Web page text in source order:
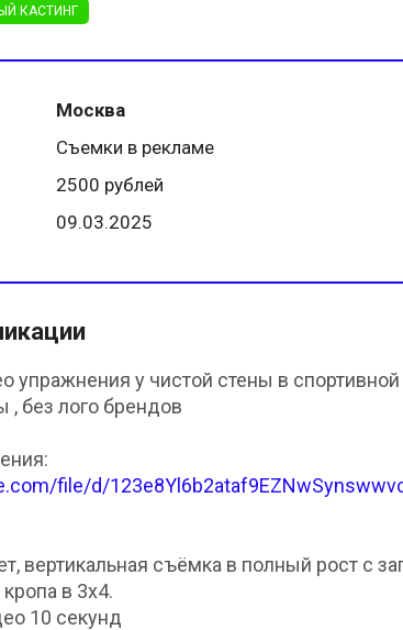
КАСТИНГ
Москва
Съемки в рекламе
2500 рублей
09.03.2025
упражнения у чистой стены в спортивной
без лого брендов
file/d/
вертикальная съёмка в полный рост с
в 3х4.
10 секунд